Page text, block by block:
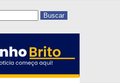
Buscar